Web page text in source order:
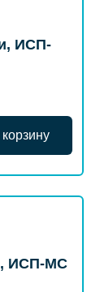
ИСП-
ИСП-МС